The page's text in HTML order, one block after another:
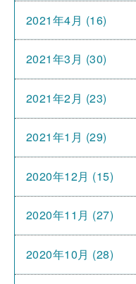
2021年4月 (16)
2021年3月 (30)
2021年2月 (23)
2021年1月 (29)
2020年12月 (15)
2020年11月 (27)
2020年10月 (28)